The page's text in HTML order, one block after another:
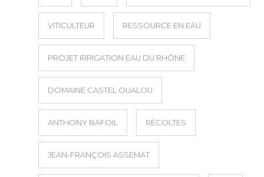
VITICULTEUR RESSOURCE EN EAU
PROJET IRRIGATION EAU DU RHÔNE
DOMAINE CASTEL OUALOU
ANTHONY BAFOIL RÉCOLTES
JEAN-FRANÇOIS ASSEMAT